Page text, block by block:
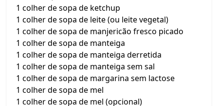
1 colher de sopa de ketchup
1 colher de sopa de leite (ou leite vegetal)
1 colher de sopa de manjericão fresco picado
1 colher de sopa de manteiga
1 colher de sopa de manteiga derretida
1 colher de sopa de manteiga sem sal
1 colher de sopa de margarina sem lactose
1 colher de sopa de mel
1 colher de sopa de mel (opcional)